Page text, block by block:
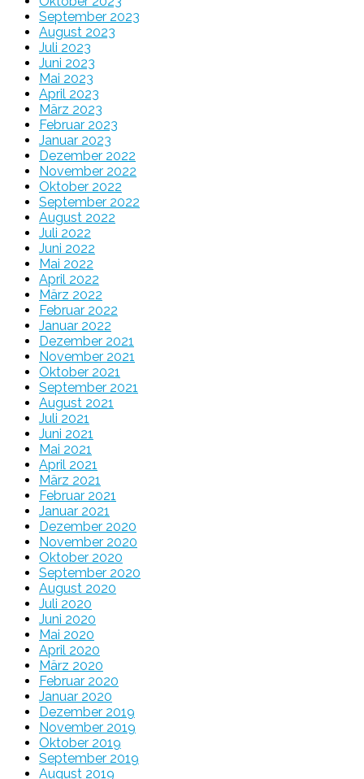
September 2023
August 2023
Juli 2023
Juni 2023
Mai 2023
April 2023
März 2023
Februar 2023
Januar 2023
Dezember 2022
November 2022
Oktober 2022
September 2022
August 2022
Juli 2022
Juni 2022
Mai 2022
April 2022
März 2022
Februar 2022
Januar 2022
Dezember 2021
November 2021
Oktober 2021
September 2021
August 2021
Juli 2021
Juni 2021
Mai 2021
April 2021
März 2021
Februar 2021
Januar 2021
Dezember 2020
November 2020
Oktober 2020
September 2020
August 2020
Juli 2020
Juni 2020
Mai 2020
April 2020
März 2020
Februar 2020
Januar 2020
Dezember 2019
November 2019
Oktober 2019
September 2019
August 2019